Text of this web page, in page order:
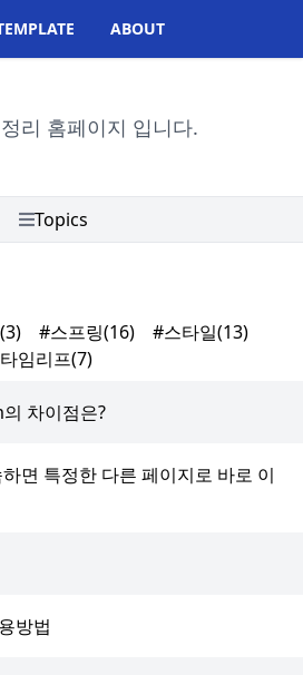
ABOUT
리 홈페이지 입니다.
Topics
(3) #스프링(16) #스타일(13)
임리프(7)
차이점은?
면 특정한 다른 페이지로 바로 이
방법